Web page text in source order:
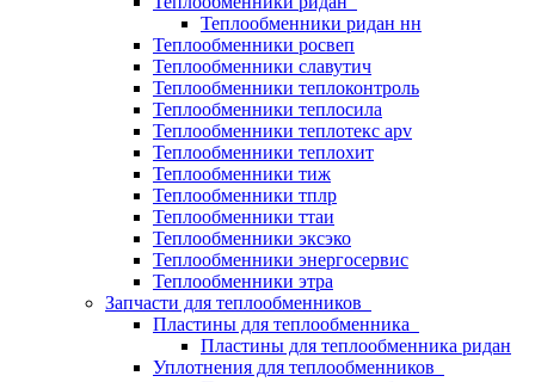
Теплообменники ридан нн
Теплообменники росвеп
Теплообменники славутич
Теплообменники теплоконтроль
Теплообменники теплосила
Теплообменники теплотекс apv
Теплообменники теплохит
Теплообменники тиж
Теплообменники тплр
Теплообменники ттаи
Теплообменники эксэко
Теплообменники энергосервис
Теплообменники этра
Запчасти для теплообменников
Пластины для теплообменника
Пластины для теплообменника ридан
Уплотнения для теплообменников